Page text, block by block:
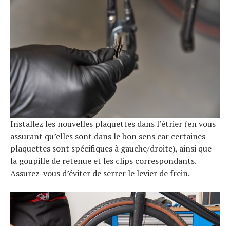
Installez les nouvelles plaquettes dans l’étrier (en vous
assurant qu’elles sont dans le bon sens car certaines
plaquettes sont spécifiques à gauche/droite), ainsi que
la goupille de retenue et les clips correspondants.
Assurez-vous d’éviter de serrer le levier de frein.